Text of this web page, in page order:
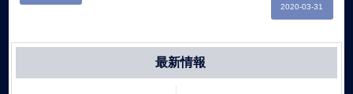
2020-03-31
最新情報